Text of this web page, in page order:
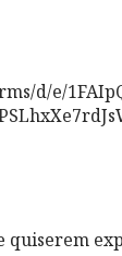
d/e/
quiserem